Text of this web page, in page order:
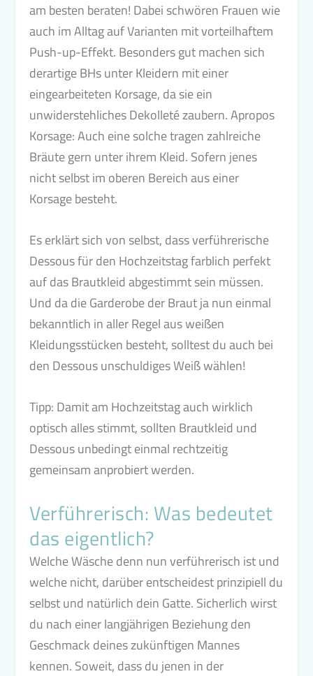
am besten beraten! Dabei schwören Frauen wie
auch im Alltag auf Varianten mit vorteilhaftem
Push-up-Effekt. Besonders gut machen sich
derartige BHs unter Kleidern mit einer
eingearbeiteten Korsage, da sie ein
unwiderstehliches Dekolleté zaubern. Apropos
Korsage: Auch eine solche tragen zahlreiche
Bräute gern unter ihrem Kleid. Sofern jenes
nicht selbst im oberen Bereich aus einer
Korsage besteht.
Es erklärt sich von selbst, dass verführerische
Dessous für den Hochzeitstag farblich perfekt
auf das Brautkleid abgestimmt sein müssen.
Und da die Garderobe der Braut ja nun einmal
bekanntlich in aller Regel aus weißen
Kleidungsstücken besteht, solltest du auch bei
den Dessous unschuldiges Weiß wählen!
Tipp: Damit am Hochzeitstag auch wirklich
optisch alles stimmt, sollten Brautkleid und
Dessous unbedingt einmal rechtzeitig
gemeinsam anprobiert werden.
Verführerisch: Was bedeutet
das eigentlich?
Welche Wäsche denn nun verführerisch ist und
welche nicht, darüber entscheidest prinzipiell du
selbst und natürlich dein Gatte. Sicherlich wirst
du nach einer langjährigen Beziehung den
Geschmack deines zukünftigen Mannes
kennen. Soweit, dass du jenen in der